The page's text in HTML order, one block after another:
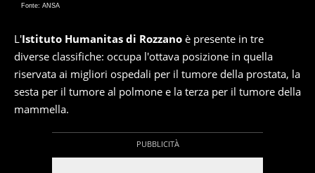
Fonte: ANSA
L'Istituto Humanitas di Rozzano è presente in tre
diverse classifiche: occupa l'ottava posizione in quella
riservata ai migliori ospedali per il tumore della prostata, la
sesta per il tumore al polmone e la terza per il tumore della
mammella.